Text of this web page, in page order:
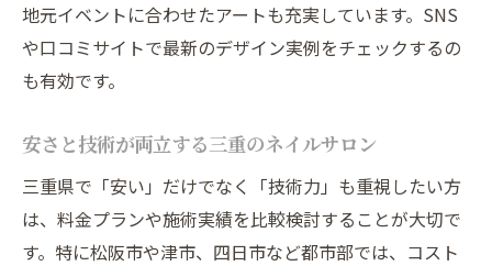
地元イベントに合わせたアートも充実しています。SNS
や口コミサイトで最新のデザイン実例をチェックするの
も有効です。
安さと技術が両立する三重のネイルサロン
三重県で「安い」だけでなく「技術力」も重視したい方
は、料金プランや施術実績を比較検討することが大切で
す。特に松阪市や津市、四日市など都市部では、コスト